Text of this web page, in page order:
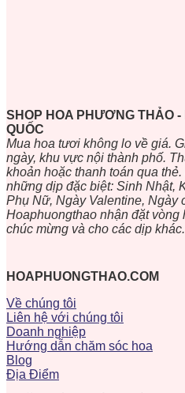
SHOP HOA PHƯƠNG THẢO
QUỐC
Mua hoa tươi không lo về giá.
ngày, khu vực nội thành phố.
khoản hoặc thanh toán qua
những dịp đặc biệt: Sinh Nhật,
Phụ Nữ, Ngày Valentine, Ngày
Hoaphuongthao nhận đặt vòng
chúc mừng và cho các dịp khác.
HOAPHUONGTHAO.COM
Về chúng tôi
Liên hệ với chúng tôi
Doanh nghiệp
Hướng dẫn chăm sóc hoa
Blog
Địa Điểm